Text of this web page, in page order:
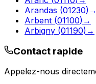
Arandas (01230) →
Arbent (01100) →
Arbigny (01190) →
Contact rapide
Appelez-nous